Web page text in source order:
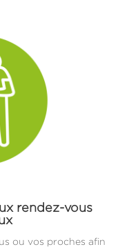
rendez-vous
ou vos proches afin